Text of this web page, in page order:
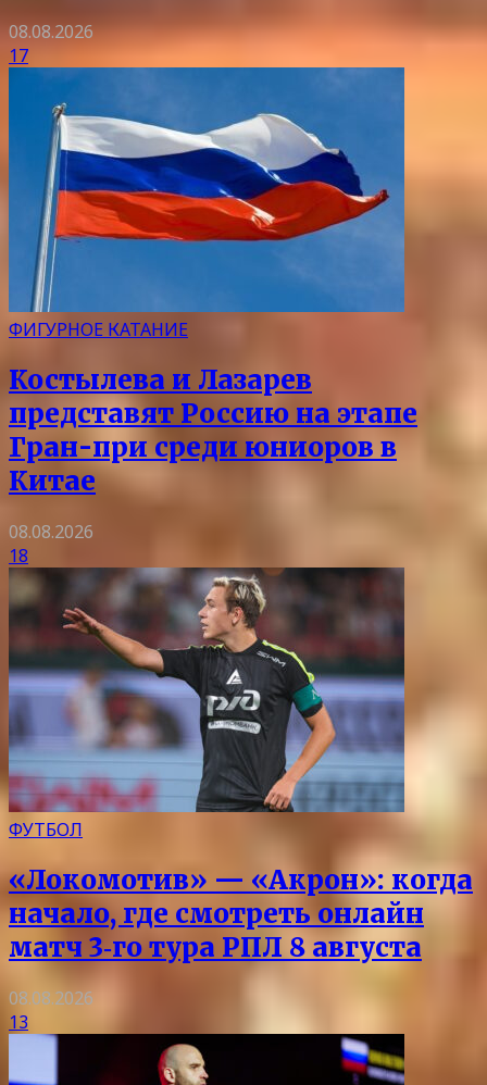
08.08.2026
17
ФИГУРНОЕ КАТАНИЕ
Костылева и Лазарев
представят Россию на этапе
Гран-при среди юниоров в
Китае
08.08.2026
18
ФУТБОЛ
«Локомотив» — «Акрон»: когда
начало, где смотреть онлайн
матч 3‑го тура РПЛ 8 августа
08.08.2026
13